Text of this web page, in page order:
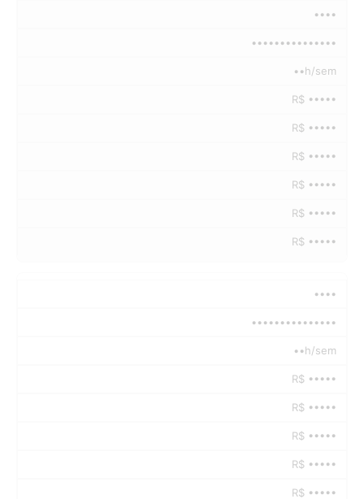
••••
•••••••••••••••
••h/sem
R$ •••••
R$ •••••
R$ •••••
R$ •••••
R$ •••••
R$ •••••
••••
•••••••••••••••
••h/sem
R$ •••••
R$ •••••
R$ •••••
R$ •••••
R$ •••••